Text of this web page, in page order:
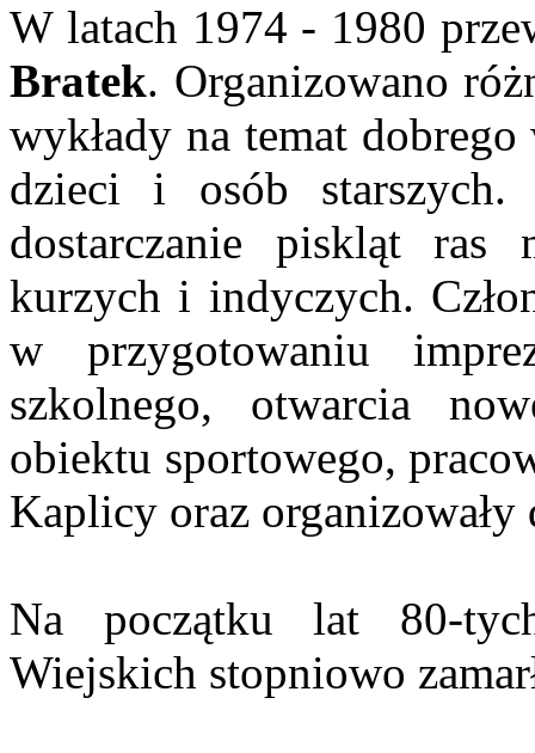
W latach 1974 - 1980
Bratek. Organizowano
wykłady na temat
dzieci i osób starszych.
dostarczanie piskląt ras
kurzych i indyczych.
w przygotowaniu
szkolnego, otwarcia
obiektu sportowego,
Kaplicy oraz
Na początku lat 80-
Wiejskich stopniowo